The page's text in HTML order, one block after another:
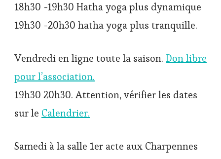
18h30 -19h30 Hatha yoga plus dynamique
19h30 -20h30 hatha yoga plus tranquille.
Vendredi en ligne toute la saison. Don libre
pour l’association.
19h30 20h30. Attention, vérifier les dates
sur le Calendrier.
Samedi à la salle 1er acte aux Charpennes